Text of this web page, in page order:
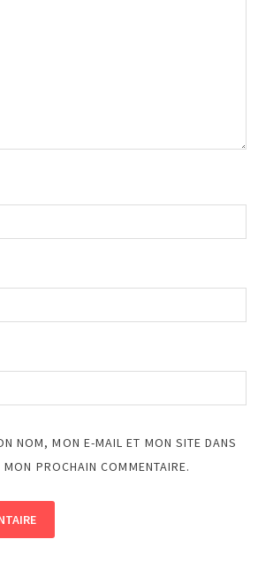
NOM, MON E-MAIL ET MON SITE DANS
PROCHAIN COMMENTAIRE.